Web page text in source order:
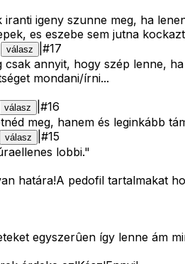
igeny szunne meg, ha
es eszebe sem jutna
válasz #17
csak annyit, hogy szép lenne,
mondani/írni...
válasz #16
meg, hanem és leginkább
válasz #15
lobbi."
határa!A pedofil tartalmakat
egyszerûen így lenne ám